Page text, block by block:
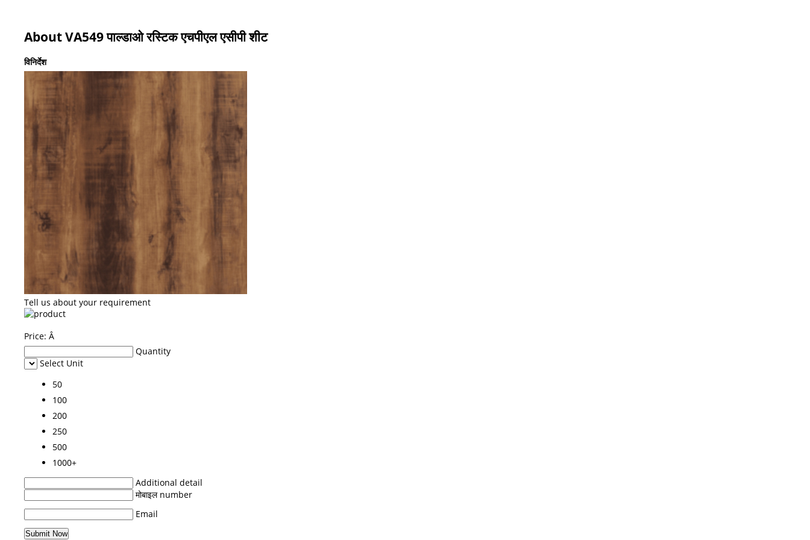
About VA549 पाल्डाओ रस्टिक एचपीएल एसीपी शीट
विनिर्देश
Tell us about your requirement
Price: Â
Quantity
Select Unit
50
100
200
250
500
1000+
Additional detail
मोबाइल number
Email